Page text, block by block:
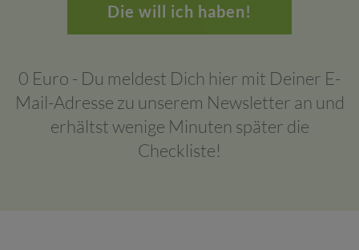
Die will ich haben!
0 Euro - Du meldest Dich hier mit Deiner E-
Mail-Adresse zu unserem Newsletter an und
erhältst wenige Minuten später die
Checkliste!